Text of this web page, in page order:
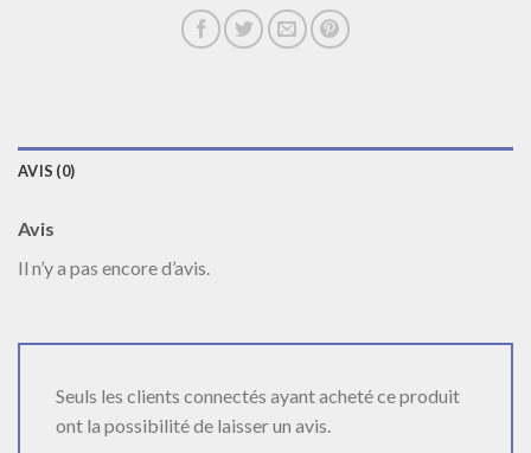
AVIS (0)
Avis
Il n’y a pas encore d’avis.
Seuls les clients connectés ayant acheté ce produit
ont la possibilité de laisser un avis.